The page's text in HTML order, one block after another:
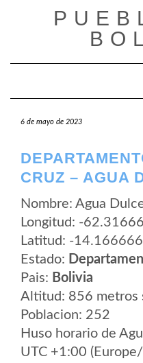
6 de mayo de 2023
CRUZ – AGUA
Nombre: Agua
Longitud: -
Latitud: -
Estado:
Pais: Bolivia
Altitud: 856 metros
Poblacion: 252
Huso horario de
UTC +1:00